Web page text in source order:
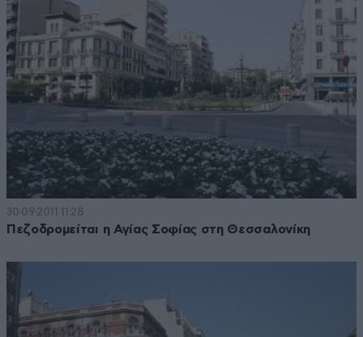
30·09·2011 11:28
Πεζοδρομείται η Αγίας Σοφίας στη Θεσσαλονίκη